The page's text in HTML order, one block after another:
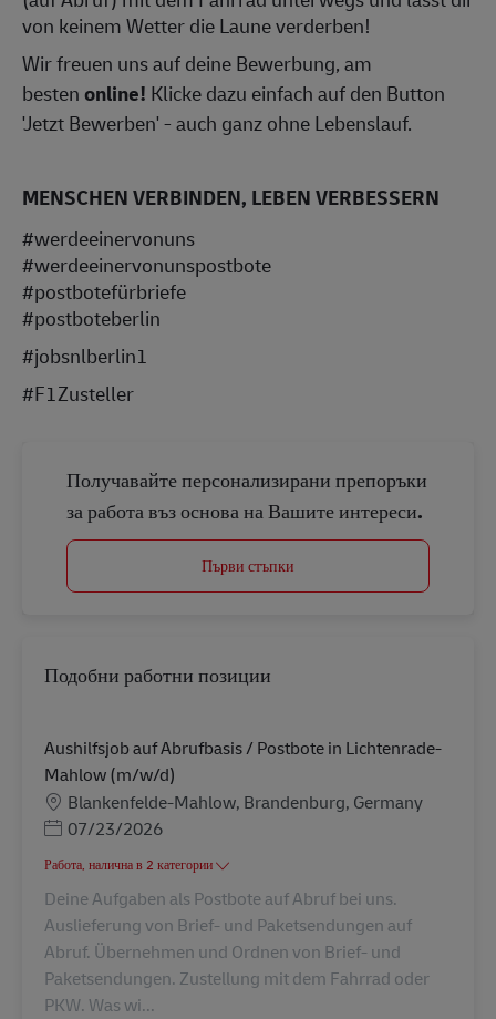
von keinem Wetter die Laune verderben!
Wir freuen uns auf deine Bewerbung, am
bestenonline! Klicke dazu einfach auf den Button
'Jetzt Bewerben' - auch ganz ohne Lebenslauf.
MENSCHEN VERBINDEN, LEBEN VERBESSERN
#werdeeinervonuns
#werdeeinervonunspostbote
#postbotefürbriefe
#postboteberlin
#jobsnlberlin1
#F1Zusteller
Получавайте персонализирани препоръки
за работа въз основа на Вашите интереси.
Първи стъпки
Подобни работни позиции
Aushilfsjob auf Abrufbasis / Postbote in Lichtenrade-
Mahlow (m/w/d)
Местоположение
Blankenfelde-Mahlow, Brandenburg, Germany
Posted Date
07/23/2026
Работа, налична в 2 категории
Deine Aufgaben als Postbote auf Abruf bei uns.
Auslieferung von Brief- und Paketsendungen auf
Abruf. Übernehmen und Ordnen von Brief- und
Paketsendungen. Zustellung mit dem Fahrrad oder
PKW. Was wi...